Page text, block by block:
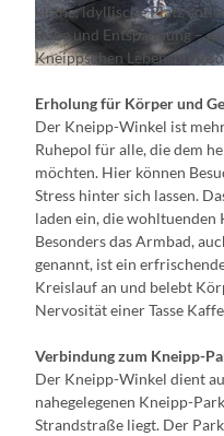
kleine, idyllische Platz
Ruhe und Entspannung –
Kneippschen
Erholung für Körper und
Der Kneipp-Winkel ist
Ruhepol für alle, die dem
möchten. Hier können
Stress hinter sich lassen.
laden ein, die wohltuenden
Besonders das Armbad,
genannt, ist ein
Kreislauf an und belebt
Nervosität einer Tasse
Verbindung zum Kneipp-
Der Kneipp-Winkel dient
nahegelegenen Kneipp-
Strandstraße liegt. Der